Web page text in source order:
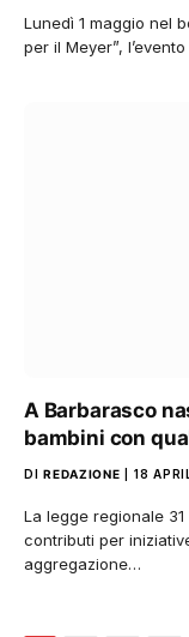
Lunedì 1 maggio nel
per il Meyer”,
A Barbarasco
bambini con
DI REDAZIONE 18
La legge regionale
contributi per
aggregazione…